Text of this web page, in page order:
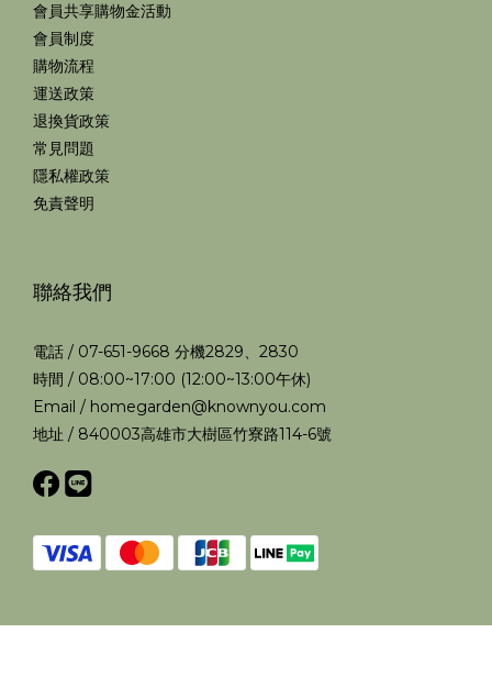
會員共享購物金活動
會員制度
購物流程
運送政策
退換貨政策
常見問題
隱私權政策
免責聲明
聯絡我們
電話 / 07-651-9668 分機2829、2830
時間 / 08:00~17:00 (12:00~13:00午休)
Email / homegarden@knownyou.com
地址 / 840003高雄市大樹區竹寮路114-6號